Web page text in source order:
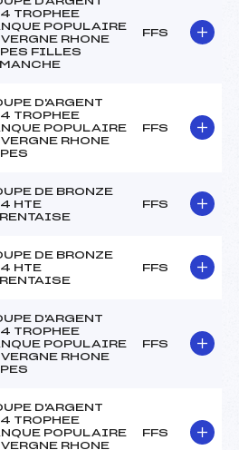
TROPHEE
POPULAIRE
RHONE
FILLES
FFS
D'ARGENT
TROPHEE
POPULAIRE
RHONE
FFS
DE BRONZE
HTE
FFS
DE BRONZE
HTE
FFS
D'ARGENT
TROPHEE
POPULAIRE
RHONE
FFS
D'ARGENT
TROPHEE
POPULAIRE
RHONE
FFS